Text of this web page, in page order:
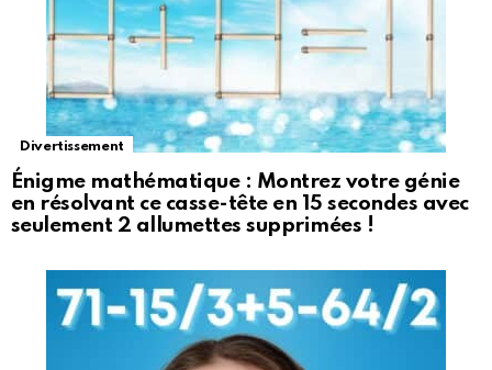
Divertissement
Énigme mathématique : Montrez votre génie
en résolvant ce casse-tête en 15 secondes avec
seulement 2 allumettes supprimées !